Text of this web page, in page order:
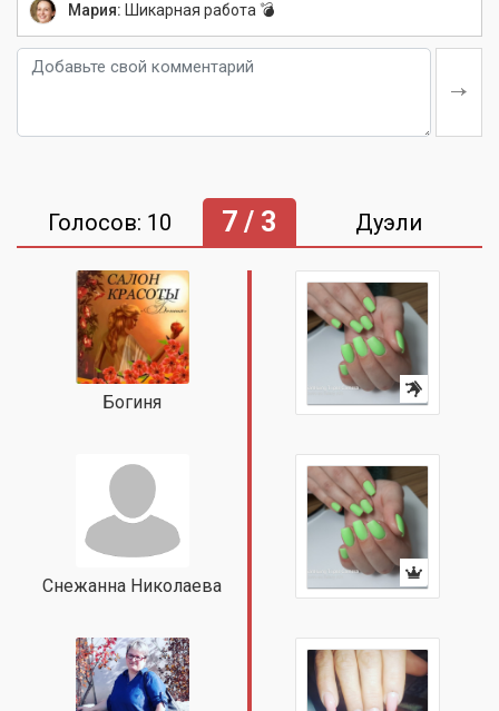
Мария: Шикарная работа 💣
Голосов: 10 7 / 3 Дуэли
Богиня
Снежанна Николаева